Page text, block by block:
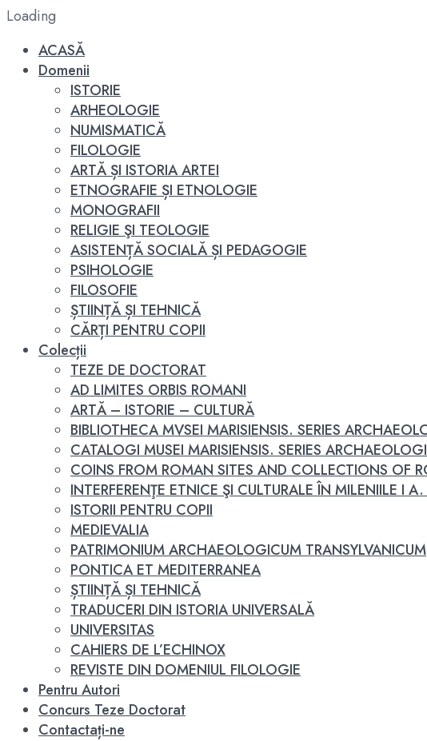
Loading
ACASĂ
Domenii
ISTORIE
ARHEOLOGIE
NUMISMATICĂ
FILOLOGIE
ARTĂ ȘI ISTORIA ARTEI
ETNOGRAFIE ȘI ETNOLOGIE
MONOGRAFII
RELIGIE ŞI TEOLOGIE
ASISTENȚĂ SOCIALĂ ȘI PEDAGOGIE
PSIHOLOGIE
FILOSOFIE
ȘTIINȚĂ ȘI TEHNICĂ
CĂRȚI PENTRU COPII
Colecții
TEZE DE DOCTORAT
AD LIMITES ORBIS ROMANI
ARTĂ – ISTORIE – CULTURĂ
BIBLIOTHECA MVSEI MARISIENSIS. SERIES
CATALOGI MUSEI MARISIENSIS. SERIES
COINS FROM ROMAN SITES AND COLLECTIONS OF
INTERFERENŢE ETNICE ŞI CULTURALE ÎN MILENIILE I
ISTORII PENTRU COPII
MEDIEVALIA
PATRIMONIUM ARCHAEOLOGICUM TRANSYLVANICUM
PONTICA ET MEDITERRANEA
ȘTIINȚĂ ȘI TEHNICĂ
TRADUCERI DIN ISTORIA UNIVERSALĂ
UNIVERSITAS
CAHIERS DE L’ECHINOX
REVISTE DIN DOMENIUL FILOLOGIE
Pentru Autori
Concurs Teze Doctorat
Contactați-ne